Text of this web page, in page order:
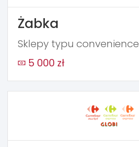
Żabka
Sklepy typu convenience
5 000 zł